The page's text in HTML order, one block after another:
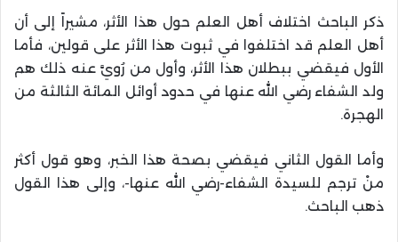
ذكر الباحث اختلاف أهل العلم حول هذا الأثر، مشيراً إلى أن
أهل العلم قد اختلفوا في ثبوت هذا الأثر على قولين، فأما
الأول فيقضي ببطلان هذا الأثر، وأول من رُويَّ عنه ذلك هم
ولد الشفاء رضي الله عنها في حدود أوائل المائة الثالثة من
الهجرة.
وأما القول الثاني فيقضي بصحة هذا الخبر، وهو قول أكثر
منْ ترجم للسيدة الشفاء-رضي الله عنها-، وإلى هذا القول
ذهب الباحث.